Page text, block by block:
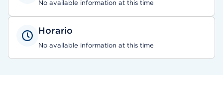
No available information at this time
Horario
No available information at this time